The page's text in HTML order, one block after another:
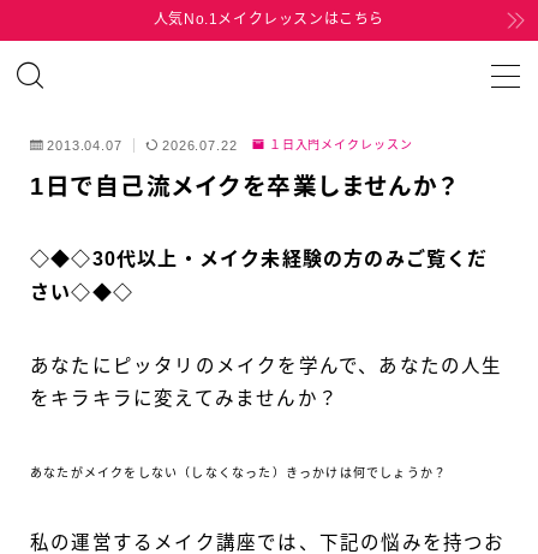
人気No.1メイクレッスンはこちら
MENU
TEL
MAIL
2013.04.07 2026.07.22 １日入門メイクレッスン
1日で自己流メイクを卒業しませんか？
◇◆◇30代以上・メイク未経験の方のみご覧くだ
さい◇◆◇
あなたにピッタリのメイクを学んで、あなたの人生
をキラキラに変えてみませんか？
あなたがメイクをしない（しなくなった）きっかけは何でしょうか？
私の運営するメイク講座では、下記の悩みを持つお